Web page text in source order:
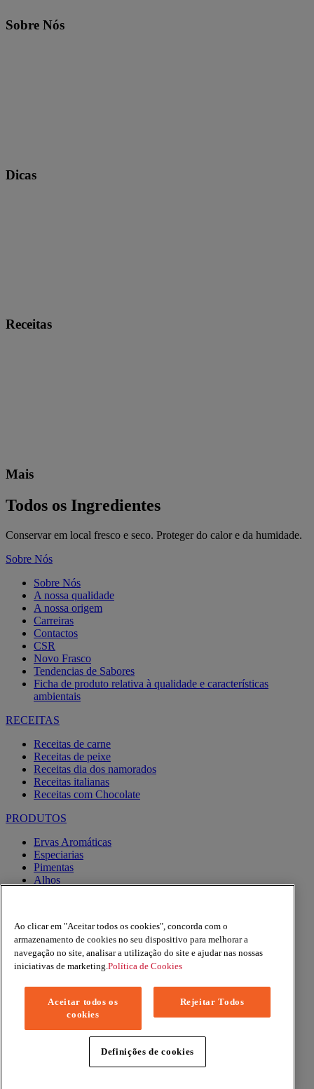
Sobre Nós
Dicas
Receitas
Mais
Todos os Ingredientes
Conservar em local fresco e seco. Proteger do calor e da humidade.
Sobre Nós
Sobre Nós
A nossa qualidade
A nossa origem
Carreiras
Contactos
CSR
Novo Frasco
Tendencias de Sabores
Ficha de produto relativa à qualidade e características
ambientais
RECEITAS
Receitas de carne
Receitas de peixe
Receitas dia dos namorados
Receitas italianas
Receitas com Chocolate
PRODUTOS
Ervas Aromáticas
Especiarias
Pimentas
Alhos
Express
Facebook
YouTube
Copyright © 2026 Margao (McCormick & Company, Inc). All
Rights Reserved
Política de Privacidade
Política de Cookies
Termos e condições
Ao clicar em "Aceitar todos os cookies", concorda com o
armazenamento de cookies no seu dispositivo para melhorar a
navegação no site, analisar a utilização do site e ajudar nas nossas
iniciativas de marketing. Política de Cookies
Aceitar todos os
cookies
Rejeitar Todos
Definições de cookies